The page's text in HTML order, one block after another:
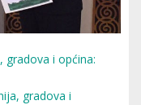
gradova i općina:
gradova i